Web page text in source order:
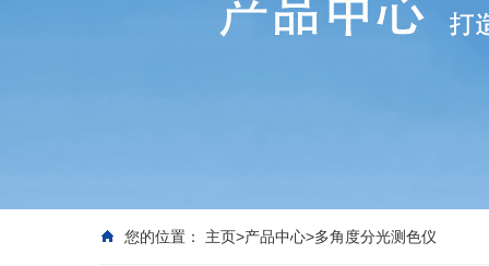
您的位置： 主页>产品中心>多角度分光测色仪